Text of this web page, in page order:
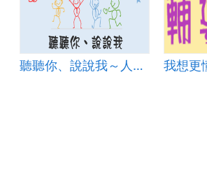
聽聽你、說說我～人際溝通技巧
我想更